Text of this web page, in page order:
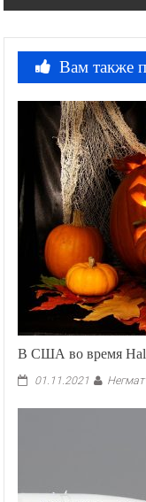
Вам также
В США во время
01.11.2021